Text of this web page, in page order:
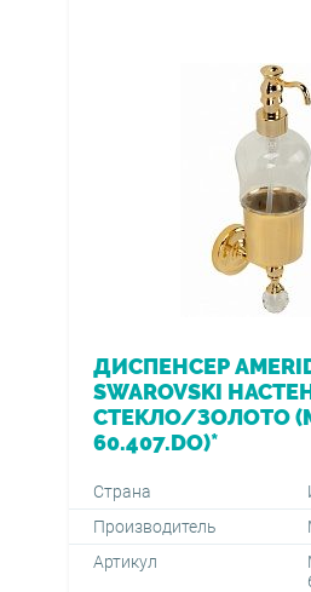
ДИСПЕНСЕР
SWAROVSKI
СТЕКЛО/ЗОЛОТО
60.407.DO)*
Страна
Производитель
Артикул